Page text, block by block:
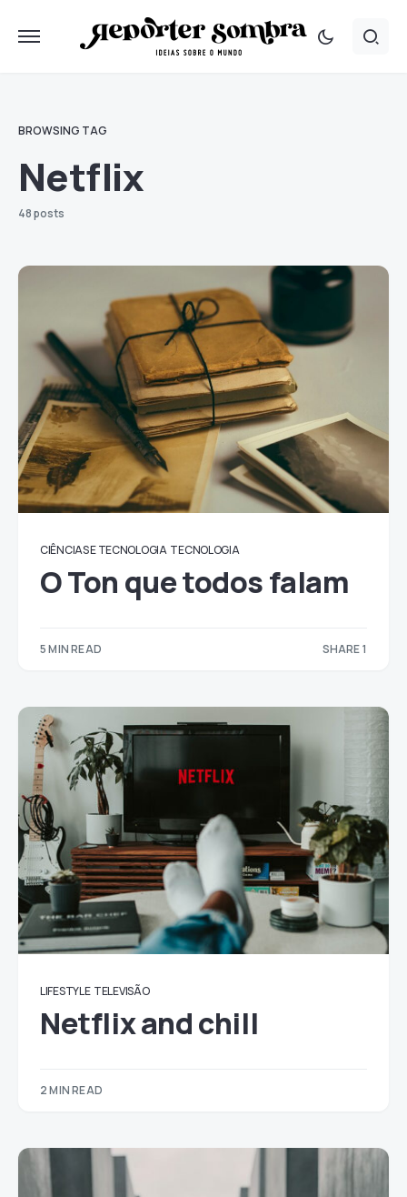
BROWSING TAG
Netflix
48 posts
CIÊNCIAS E TECNOLOGIA TECNOLOGIA
O Ton que todos falam
5 MIN READ SHARE 1
LIFESTYLE TELEVISÃO
Netflix and chill
2 MIN READ